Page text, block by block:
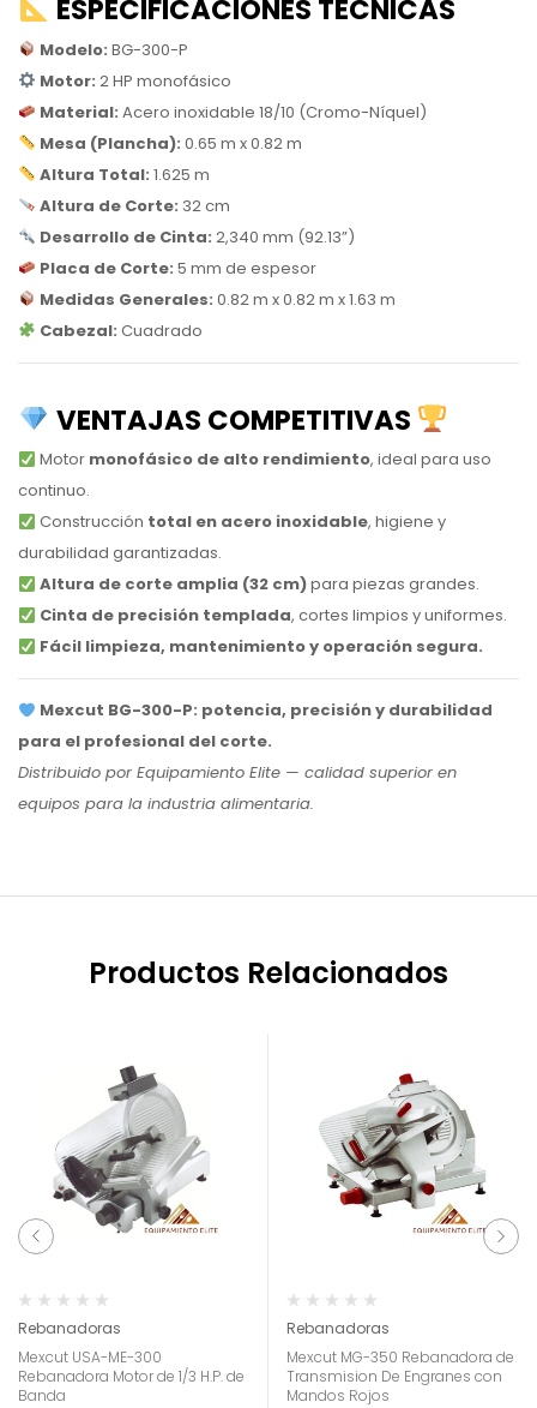
ESPECIFICACIONES TÉCNICAS
Modelo: BG-300-P
Motor: 2 HP monofásico
Material: Acero inoxidable 18/10 (Cromo-Níquel)
Mesa (Plancha): 0.65 m x 0.82 m
Altura Total: 1.625 m
Altura de Corte: 32 cm
Desarrollo de Cinta: 2,340 mm (92.13”)
Placa de Corte: 5 mm de espesor
Medidas Generales: 0.82 m x 0.82 m x 1.63 m
Cabezal: Cuadrado
VENTAJAS COMPETITIVAS
Motor monofásico de alto rendimiento, ideal para uso
continuo.
Construcción total en acero inoxidable, higiene y
durabilidad garantizadas.
Altura de corte amplia (32 cm)para piezas grandes.
Cinta de precisión templada, cortes limpios y uniformes.
Fácil limpieza, mantenimiento y operación segura.
Mexcut BG-300-P: potencia, precisión y durabilidad
para el profesional del corte.
Distribuido por Equipamiento Elite — calidad superior en
equipos para la industria alimentaria.
Productos Relacionados
Rebanadoras
Mexcut USA-ME-300
Rebanadora Motor de 1/3 H.P. de
Banda
Rebanadoras
Mexcut MG-350 Rebanadora de
Transmision De Engranes con
Mandos Rojos